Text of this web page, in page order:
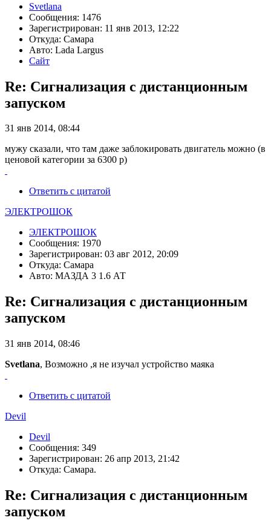
Svetlana
Сообщения: 1476
Зарегистрирован: 11 янв 2013, 12:22
Откуда: Самара
Авто: Lada Largus
Сайт
Re: Сигнализация с дистанционным
запуском
31 янв 2014, 08:44
мужу сказали, что там даже заблокировать двигатель можно (в
ценовой категории за 6300 р)
Ответить с цитатой
ЭЛЕКТРОШОК
ЭЛЕКТРОШОК
Сообщения: 1970
Зарегистрирован: 03 авг 2012, 20:09
Откуда: Самара
Авто: МАЗДА 3 1.6 АТ
Re: Сигнализация с дистанционным
запуском
31 янв 2014, 08:46
Svetlana, Возможно ,я не изучал устройство маяка
Ответить с цитатой
Devil
Devil
Сообщения: 349
Зарегистрирован: 26 апр 2013, 21:42
Откуда: Самара.
Re: Сигнализация с дистанционным
запуском